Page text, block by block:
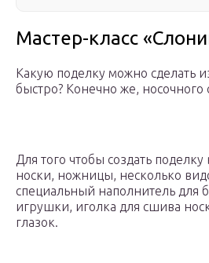
Мастер-класс
Какую поделку можно сделать
быстро? Конечно же, носочного
Для того чтобы создать поделку
носки, ножницы, несколько
специальный наполнитель для
игрушки, иголка для сшива
глазок.